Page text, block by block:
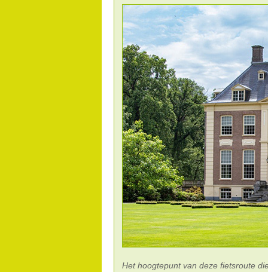
Het hoogtepunt van deze fietsroute